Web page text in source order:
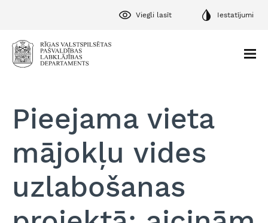
Viegli lasīt Iestatījumi
Pieejama vieta
mājokļu vides
uzlabošanas